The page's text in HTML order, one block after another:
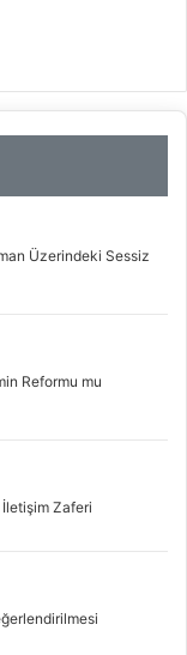
Üzerindeki Sessiz
Reformu mu
Zaferi